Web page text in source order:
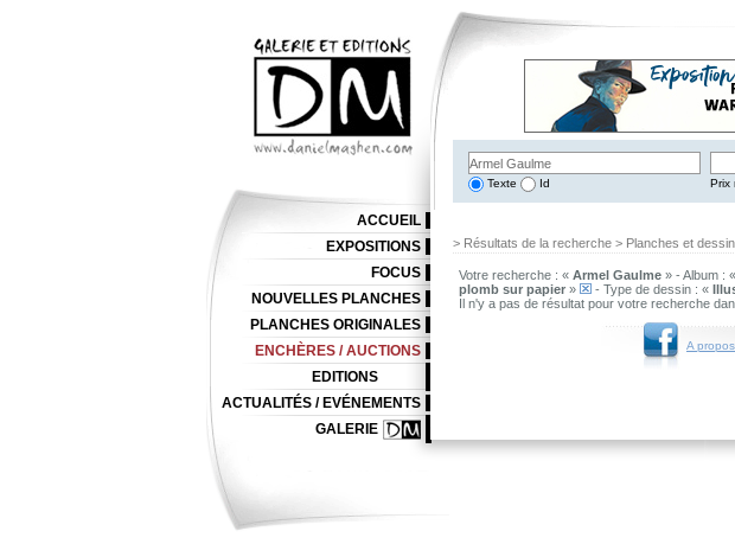
Texte Id Prix
> Résultats de la recherche > Planches et
Votre recherche : « Armel Gaulme » - Album : «
plomb sur papier » - Type de dessin : «
Il n'y a pas de résultat pour votre recherche
A
ACCUEIL
EXPOSITIONS
FOCUS
NOUVELLES PLANCHES
PLANCHES ORIGINALES
ENCHÈRES / AUCTIONS
EDITIONS
ACTUALITÉS / EVÉNEMENTS
GALERIE